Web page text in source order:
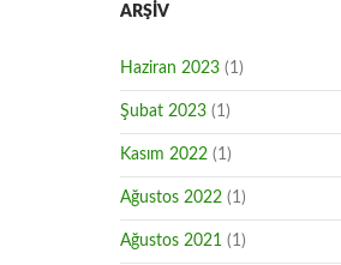
ARŞIV
Haziran 2023 (1)
Şubat 2023 (1)
Kasım 2022 (1)
Ağustos 2022 (1)
Ağustos 2021 (1)